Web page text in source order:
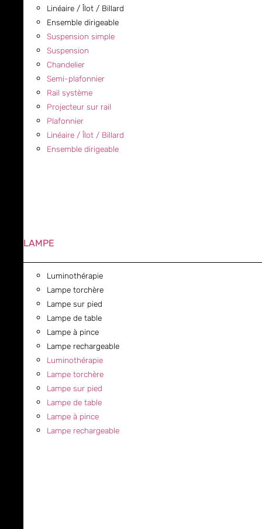
Linéaire / Îlot / Billard
Ensemble dirigeable
Suspension simple
Suspension
Chandelier
Semi-plafonnier
Rail système
Projecteur sur rail
Plafonnier
Linéaire / Îlot / Billard
Ensemble dirigeable
LAMPE
Luminothérapie
Lampe torchère
Lampe sur pied
Lampe de table
Lampe à pince
Lampe rechargeable
Luminothérapie
Lampe torchère
Lampe sur pied
Lampe de table
Lampe à pince
Lampe rechargeable